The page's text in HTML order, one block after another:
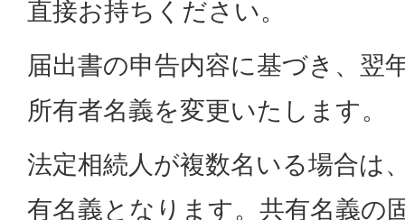
直接お持ちください。
届出書の申告内容に基づき、翌
所有者名義を変更いたします。
法定相続人が複数名いる場合は
有名義となります。共有名義の